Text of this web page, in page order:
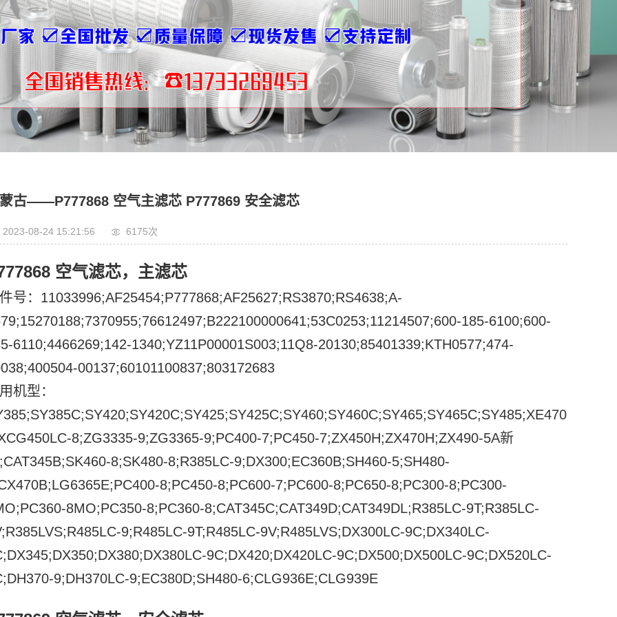
古——P777868 空气主滤芯 P777869 安全滤芯
2023-08-24 15:21:56 6175次
空气滤芯，主滤芯
号：11033996;AF25454;P777868;AF25627;RS3870;RS4638;A-
185-6100;600-
6110;4466269;142-1340;YZ11P00001S003;11Q8-20130;85401339;KTH0577;474-
00137;60101100837;803172683
机型：
8;ZG3335-9;ZG3365-9;PC400-7;PC450-7;ZX450H;ZX470H;ZX490-5A新
8;SK480-8;R385LC-9;DX300;EC360B;SH460-5;SH480-
8;PC450-8;PC600-7;PC600-8;PC650-8;PC300-8;PC300-
8MO;PC350-8;PC360-8;CAT345C;CAT349D;CAT349DL;R385LC-9T;R385LC-
9;R485LC-9T;R485LC-9V;R485LVS;DX300LC-9C;DX340LC-
9C;DX420;DX420LC-9C;DX500;DX500LC-9C;DX520LC-
9;DH370LC-9;EC380D;SH480-6;CLG936E;CLG939E